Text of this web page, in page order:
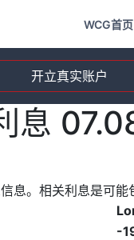
WCG首页
开立真实账户
息
息。相关利息是可能
-